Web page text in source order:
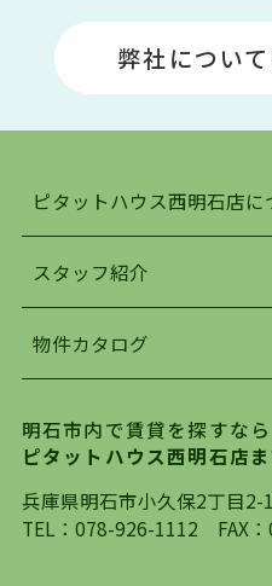
場や釣りスポットが多く
駅」周辺には、ビブレ・
い物施設も多くあり、
明石駅・西明石駅を中心
でお部屋探している方
お探しになってください
を行っており地域最大級
ります。店頭で限られた
自身でインターネットを
探していただき、選択し
対して、専門知識を持っ
せていただくスタイルを
弊社につい
ピタットハウス西明石店に
スタッフ紹介
物件カタログ
明石市内で賃貸を探すなら
ピタットハウス西明石店
兵庫県明石市小久保2丁目2-
TEL： 078-926-1112 FAX